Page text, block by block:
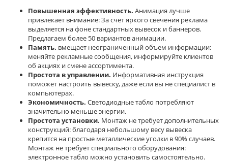
Повышенная эффективность. Анимация лучше
привлекает внимание: За счет яркого свечения реклама
выделяется на фоне стандартных вывесок и баннеров.
Предлагаем более 50 вариантов анимации.
Память. вмещает неограниченный объем информации:
меняйте рекламные сообщения, информируйте клиентов
об акциях и смене ассортимента.
Простота в управлении. Информативная инструкция
поможет настроить вывеску, даже если вы не специалист в
компьютерах.
Экономичность. Светодиодные табло потребляют
значительно меньше энергии.
Простота установки. Монтаж не требует дополнительных
конструкций: благодаря небольшому весу вывеска
крепится на простые металлические уголки в 90% случаев.
Монтаж не требует специального оборудования:
электронное табло можно установить самостоятельно.